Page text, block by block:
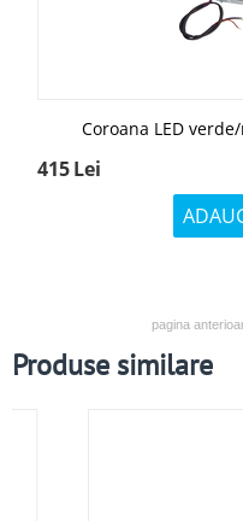
Coroana LED
415Lei
pagina
Produse similare